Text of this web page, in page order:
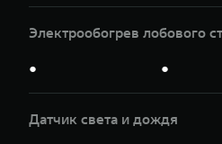
Электрообогрев лобового
● ●
Датчик света и дождя